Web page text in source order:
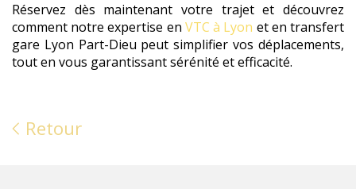
Réservez dès maintenant votre trajet et découvrez
comment notre expertise en VTC à Lyon et en transfert
gare Lyon Part-Dieu peut simplifier vos déplacements,
tout en vous garantissant sérénité et efficacité.
Retour